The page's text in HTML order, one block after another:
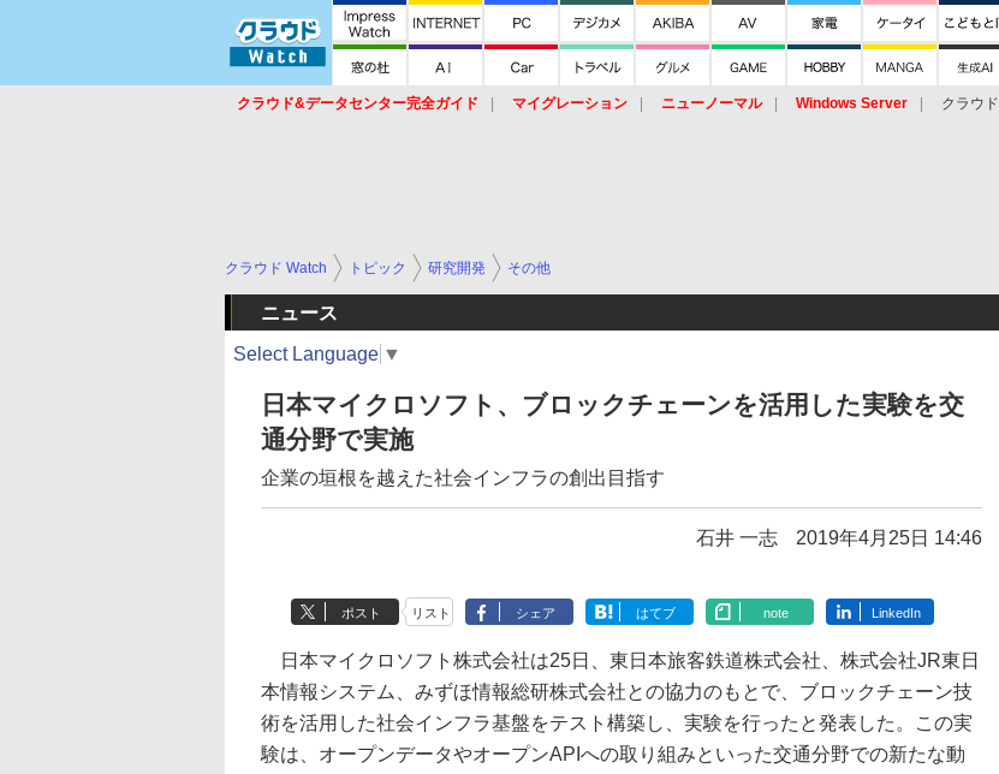
クラウド&データセンター完全ガイド マイグレーション ニューノーマル Windows Server クラウド
クラウド Watch トピック 研究開発 その他
ニュース
Select Language ▼
日本マイクロソフト、ブロックチェーンを活用した実験を交
通分野で実施
企業の垣根を越えた社会インフラの創出目指す
石井 一志 2019年4月25日 14:46
ポスト リスト シェア はてブ note LinkedIn
日本マイクロソフト株式会社は25日、東日本旅客鉄道株式会社、株式会社JR東日
本情報システム、みずほ情報総研株式会社との協力のもとで、ブロックチェーン技
術を活用した社会インフラ基盤をテスト構築し、実験を行ったと発表した。この実
験は、オープンデータやオープンAPIへの取り組みといった交通分野での新たな動